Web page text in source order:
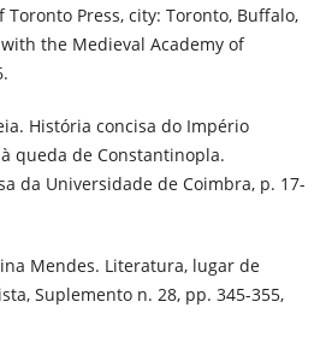
Press, city: Toronto, Buffalo,
the Medieval Academy of
História concisa do Império
queda de Constantinopla.
da Universidade de Coimbra, p. 17-
Mendes. Literatura, lugar de
Suplemento n. 28, pp. 345-355,